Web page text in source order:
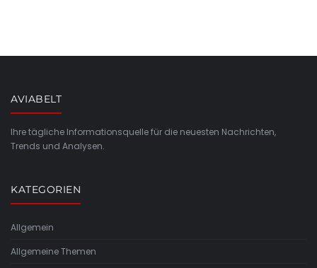
AVIABELT
Ihre tägliche Informationsquelle für die neuesten Nachrichten,
Trends und Analysen.
KATEGORIEN
Allgemein
Allgemeine Themen